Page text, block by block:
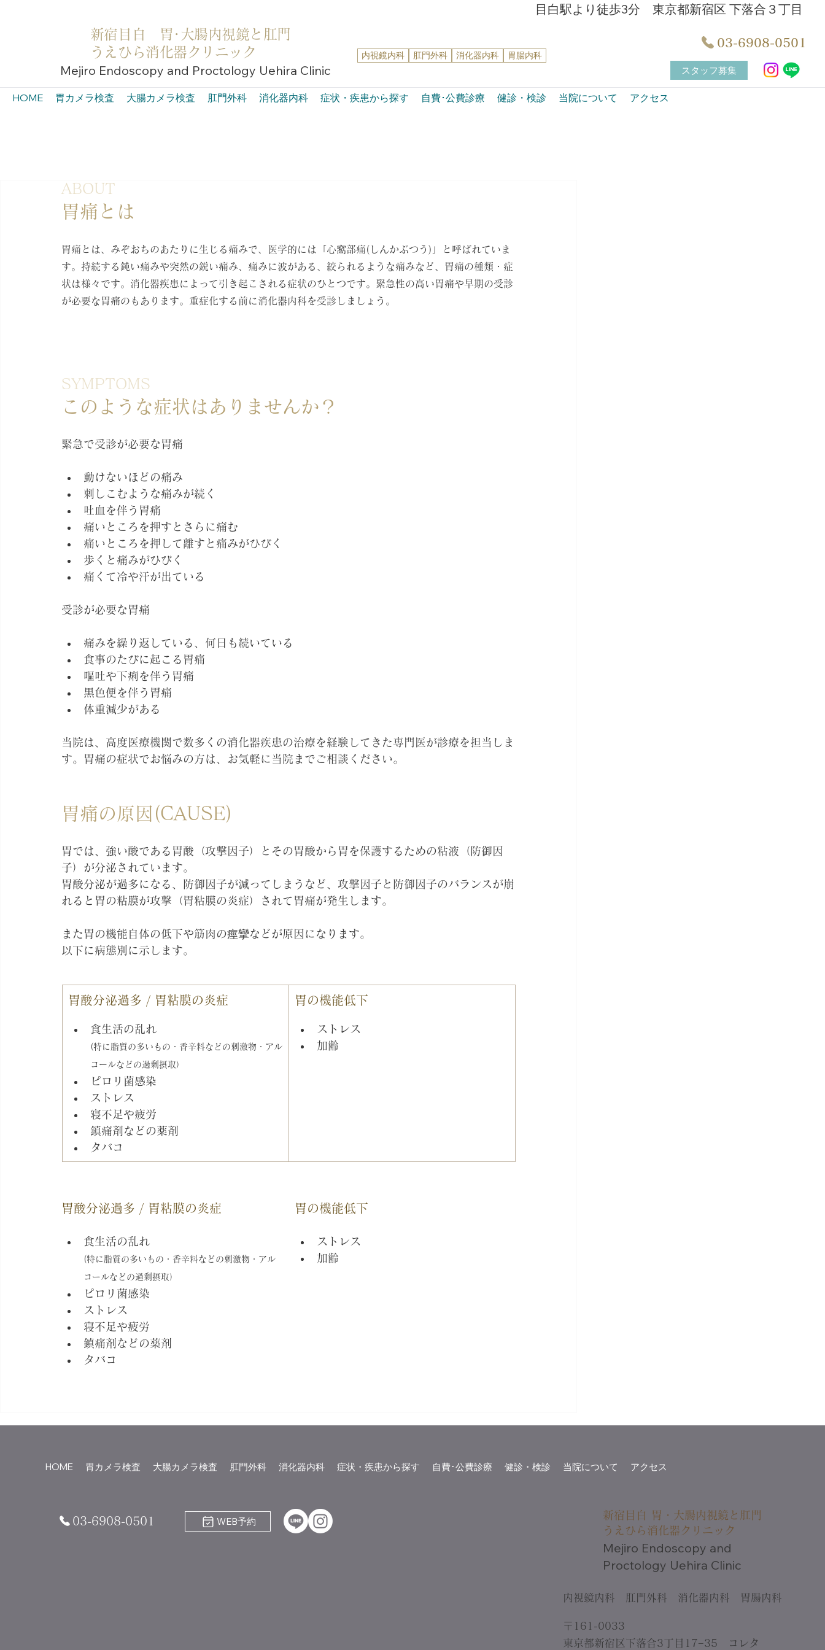
目白駅より徒歩3分 東京都新宿区 下落合３丁目
新宿目白 胃･大腸内視鏡と肛門
うえひら消化器クリニック
Mejiro Endoscopy and Proctology Uehira Clinic
内視鏡内科 肛門外科 消化器内科 胃腸内科
03-6908-0501
スタッフ募集
HOME 胃カメラ検査 大腸カメラ検査 肛門外科 消化器内科 症状・疾患から探す 自費･公費診療 健診・検診 当院について アクセス
ABOUT
胃痛とは
胃痛とは、みぞおちのあたりに生じる痛みで、医学的には「心窩部痛(しんかぶつう)」と呼ばれていま
す。 持続する鈍い痛みや突然の鋭い痛み、痛みに波がある、絞られるような痛みなど、胃痛の種類・症
状は様々です。 消化器疾患によって引き起こされる症状のひとつです。緊急性の高い胃痛や早期の受診
が必要な胃痛のもあります。重症化する前に消化器内科を受診しましょう。
SYMPTOMS
このような症状はありませんか？
緊急で受診が必要な胃痛
動けないほどの痛み
刺しこむような痛みが続く
吐血を伴う胃痛
痛いところを押すとさらに痛む
痛いところを押して離すと痛みがひびく
歩くと痛みがひびく
痛くて冷や汗が出ている
受診が必要な胃痛
痛みを繰り返している、何日も続いている
食事のたびに起こる胃痛
嘔吐や下痢を伴う胃痛
黒色便を伴う胃痛
体重減少がある
当院は、高度医療機関で数多くの消化器疾患の治療を経験してきた専門医が診療を担当しま
す。胃痛の症状でお悩みの方は、お気軽に当院までご相談ください。
胃痛の原因(CAUSE)
胃では、強い酸である胃酸（攻撃因子）とその胃酸から胃を保護するための粘液（防御因
子）が分泌されています。
胃酸分泌が過多になる、防御因子が減ってしまうなど、攻撃因子と防御因子のバランスが崩
れると胃の粘膜が攻撃（胃粘膜の炎症）されて胃痛が発生します。
また胃の機能自体の低下や筋肉の痙攣などが原因になります。
以下に病態別に示します。
胃酸分泌過多 / 胃粘膜の炎症 胃の機能低下
食生活の乱れ
(特に脂質の多いもの・香辛料などの刺激物・アル
コールなどの過剰摂取）
ピロリ菌感染
ストレス
寝不足や疲労
鎮痛剤などの薬剤
タバコ
ストレス
加齢
胃酸分泌過多 / 胃粘膜の炎症
食生活の乱れ
(特に脂質の多いもの・香辛料などの刺激物・アル
コールなどの過剰摂取）
ピロリ菌感染
ストレス
寝不足や疲労
鎮痛剤などの薬剤
タバコ
胃の機能低下
ストレス
加齢
03-6908-0501 WEB予約
新宿目白 胃・大腸内視鏡と肛門
うえひら消化器クリニック
Mejiro Endoscopy and
Proctology Uehira Clinic
内視鏡内科 肛門外科 消化器内科 胃腸内科
〒161-0033
東京都新宿区下落合3丁目17−35 コレタ
HOME 胃カメラ検査 大腸カメラ検査 肛門外科 消化器内科 症状・疾患から探す 自費･公費診療 健診・検診 当院について アクセス